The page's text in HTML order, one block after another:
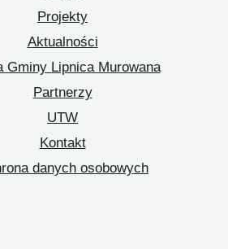
Projekty
Aktualności
Gminy Lipnica Murowana
Partnerzy
UTW
Kontakt
danych osobowych